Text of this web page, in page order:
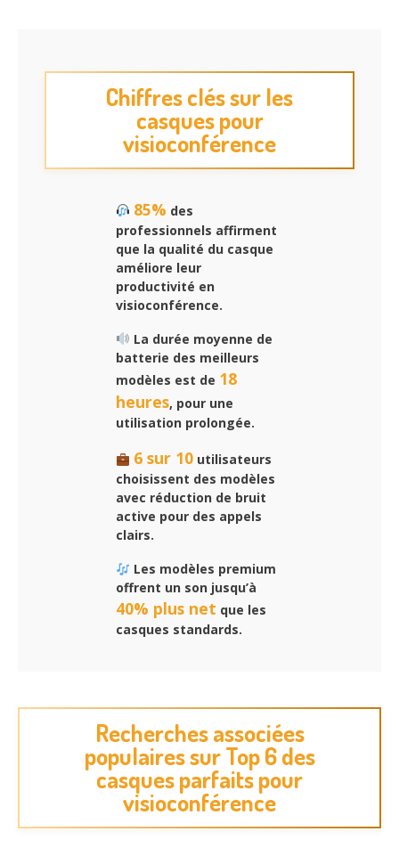
Chiffres clés sur les
casques pour
visioconférence
85% des
professionnels affirment
que la qualité du casque
améliore leur
productivité en
visioconférence.
La durée moyenne de
batterie des meilleurs
modèles est de 18
heures, pour une
utilisation prolongée.
6 sur 10utilisateurs
choisissent des modèles
avec réduction de bruit
active pour des appels
clairs.
Les modèles premium
offrent un son jusqu’à
40% plus net que les
casques standards.
Recherches associées
populaires sur Top 6 des
casques parfaits pour
visioconférence